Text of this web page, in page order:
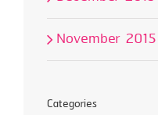
November 2015
Categories